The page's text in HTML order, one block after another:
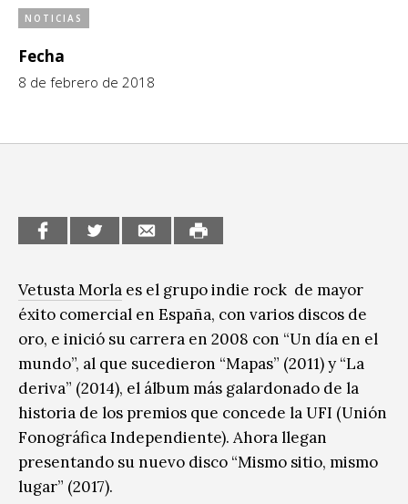
CCE en el interior/libros
Espacio itinerante de lectura infantil
Exposiciones
Formación
Infantil y Juvenil
Medio Ambiente
Sin categoría
NOTICIAS
Fecha
8 de febrero de 2018
Vetusta Morla es el grupo indie rock de mayor
éxito comercial en España, con varios discos de
oro, e inició su carrera en 2008 con “Un día en el
mundo”, al que sucedieron “Mapas” (2011) y “La
deriva” (2014), el álbum más galardonado de la
historia de los premios que concede la UFI (Unión
Fonográfica Independiente). Ahora llegan
presentando su nuevo disco “Mismo sitio, mismo
lugar” (2017).